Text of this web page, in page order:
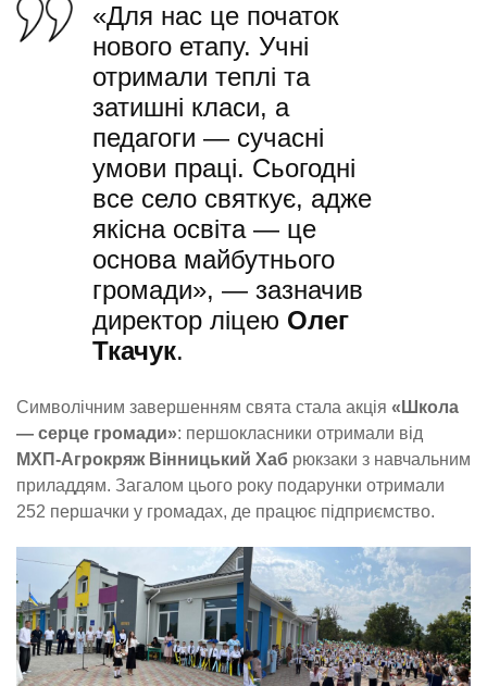
«Для нас це початок
нового етапу. Учні
отримали теплі та
затишні класи, а
педагоги — сучасні
умови праці. Сьогодні
все село святкує, адже
якісна освіта — це
основа майбутнього
громади», — зазначив
директор ліцею Олег
Ткачук.
Символічним завершенням свята стала акція «Школа
— серце громади»: першокласники отримали від
МХП-Агрокряж Вінницький Хаб рюкзаки з навчальним
приладдям. Загалом цього року подарунки отримали
252 першачки у громадах, де працює підприємство.